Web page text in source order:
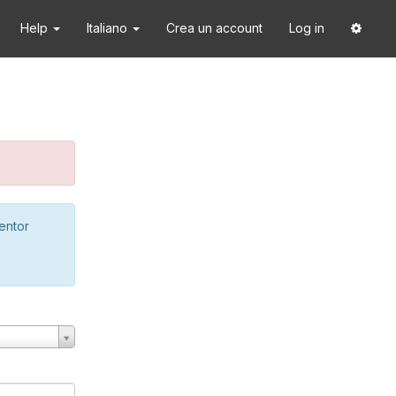
Help Italiano Crea un account Log in